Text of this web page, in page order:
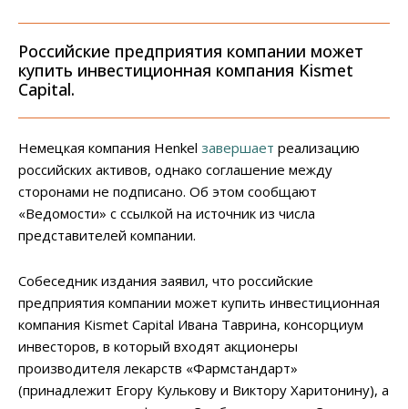
Российские предприятия компании может
купить инвестиционная компания Kismet
Capital.
Немецкая компания Henkel завершает реализацию
российских активов, однако соглашение между
сторонами не подписано. Об этом сообщают
«Ведомости» с ссылкой на источник из числа
представителей компании.
Собеседник издания заявил, что российские
предприятия компании может купить инвестиционная
компания Kismet Capital Ивана Таврина, консорциум
инвесторов, в который входят акционеры
производителя лекарств «Фармстандарт»
(принадлежит Егору Кулькову и Виктору Харитонину), а